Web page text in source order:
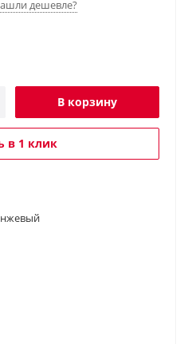
дешевле?
В корзину
в 1 клик